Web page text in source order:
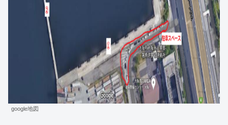
google地図